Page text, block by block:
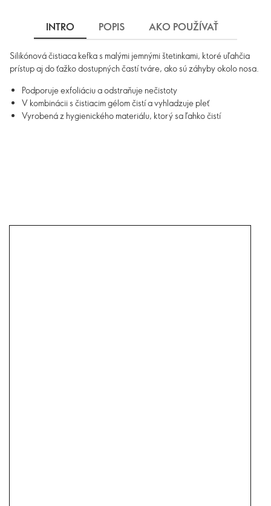
INTRO POPIS AKO POUŽÍVAŤ
Silikónová čistiaca kefka s malými jemnými štetinkami, ktoré uľahčia
prístup aj do ťažko dostupných častí tváre, ako sú záhyby okolo nosa.
Podporuje exfoliáciu a odstraňuje nečistoty
V kombinácii s čistiacim gélom čistí a vyhladzuje pleť
Vyrobená z hygienického materiálu, ktorý sa ľahko čistí